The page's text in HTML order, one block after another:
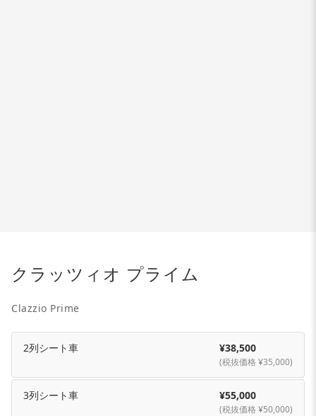
クラッツィオ プライム
Clazzio Prime
2列シート車 ¥38,500
(税抜価格 ¥35,000)
3列シート車 ¥55,000
(税抜価格 ¥50,000)